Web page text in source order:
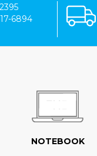
6894
NOTEBOOK